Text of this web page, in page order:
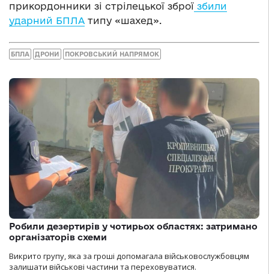
прикордонники зі стрілецької зброї збили
ударний БПЛА типу «шахед».
БПЛА ДРОНИ ПОКРОВСЬКИЙ НАПРЯМОК
Робили дезертирів у чотирьох областях: затримано
організаторів схеми
Викрито групу, яка за гроші допомагала військовослужбовцям
залишати військові частини та переховуватися.